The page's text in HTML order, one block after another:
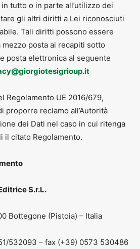
tutto o in parte all’utilizzo dei
gli altri diritti a Lei riconosciuti
Tali diritti possono essere
posta ai recapiti sotto
posta elettronica al seguente
Regolamento UE 2016/679,
proporre reclamo all’Autorità
dei Dati nel caso in cui ritenga
il citato Regolamento.
S.r.L.
Bottegone (Pistoia) – Italia
532093 – fax (+39) 0573 530486